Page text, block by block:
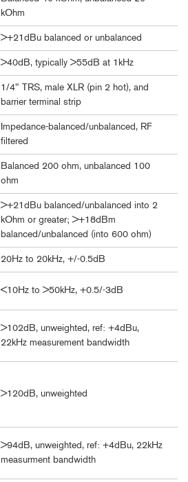
kOhm
>+21dBu balanced or unbalanced
>40dB, typically >55dB at 1kHz
1/4" TRS, male XLR (pin 2 hot), and
barrier terminal strip
Impedance-balanced/unbalanced, RF
filtered
Balanced 200 ohm, unbalanced 100
ohm
>+21dBu balanced/unbalanced into 2
kOhm or greater; >+18dBm
balanced/unbalanced (into 600 ohm)
20Hz to 20kHz, +/-0.5dB
<10Hz to >50kHz, +0.5/-3dB
>102dB, unweighted, ref: +4dBu,
22kHz measurement bandwidth
>120dB, unweighted
>94dB, unweighted, ref: +4dBu, 22kHz
measurment bandwidth